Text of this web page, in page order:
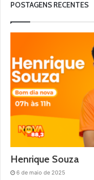
POSTAGENS RECENTES
Henrique Souza
6 de maio de 2025